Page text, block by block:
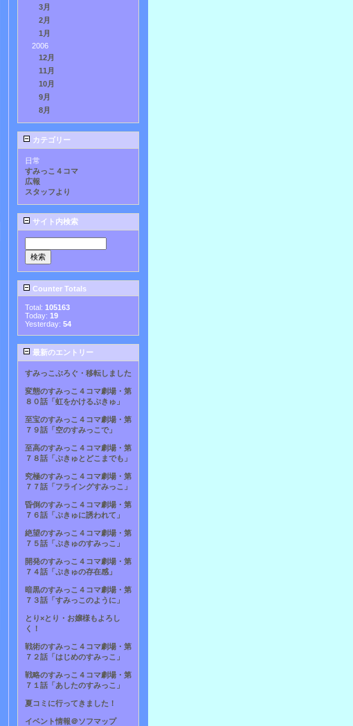
3月
2月
1月
2006
12月
11月
10月
9月
8月
カテゴリー
日常
すみっこ４コマ
広報
スタッフより
サイト内検索
Counter Totals
Total: 105163
Today: 19
Yesterday: 54
最新のエントリー
すみっこぶろぐ・移転しました
変態のすみっこ４コマ劇場・第
８０話「虹をかけるぷきゅ」
至宝のすみっこ４コマ劇場・第
７９話「空のすみっこで」
至高のすみっこ４コマ劇場・第
７８話「ぷきゅとどこまでも」
究極のすみっこ４コマ劇場・第
７７話「フライングすみっこ」
昏倒のすみっこ４コマ劇場・第
７６話「ぷきゅに誘われて」
絶望のすみっこ４コマ劇場・第
７５話「ぷきゅのすみっこ」
開発のすみっこ４コマ劇場・第
７４話「ぷきゅの存在感」
暗黒のすみっこ４コマ劇場・第
７３話「すみっこのように」
とり×とり・お嬢様もよろし
く！
戦術のすみっこ４コマ劇場・第
７２話「はじめのすみっこ」
戦略のすみっこ４コマ劇場・第
７１話「あしたのすみっこ」
夏コミに行ってきました！
イベント情報＠ソフマップ